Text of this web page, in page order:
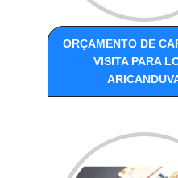
ORÇAMENTO DE
VISITA PARA